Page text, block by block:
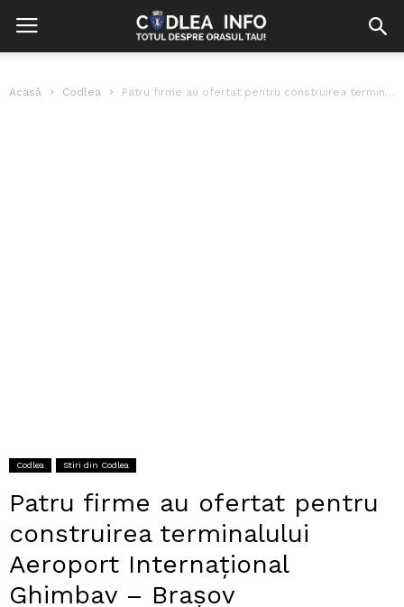
Acasă Codlea Patru firme au ofertat pentru construirea terminalului Aeroport Internațional Ghimbav – Brașov
Codlea Stiri din Codlea
Patru firme au ofertat pentru
construirea terminalului
Aeroport Internațional
Ghimbav – Brașov